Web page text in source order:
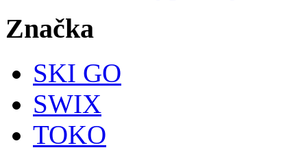
Značka
SKI GO
SWIX
TOKO